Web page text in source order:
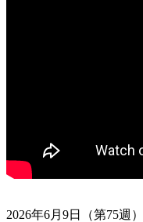
2026年6月9日（第75週）